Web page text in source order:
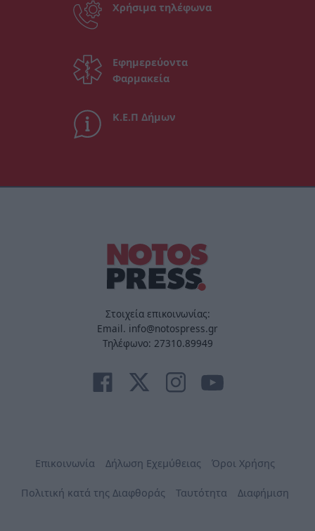
Χρήσιμα τηλέφωνα
Εφημερεύοντα
Φαρμακεία
Κ.Ε.Π Δήμων
Στοιχεία επικοινωνίας:
Email. info@notospress.gr
Τηλέφωνο: 27310.89949
Επικοινωνία Δήλωση Εχεμύθειας Όροι Χρήσης
Πολιτική κατά της Διαφθοράς Ταυτότητα Διαφήμιση